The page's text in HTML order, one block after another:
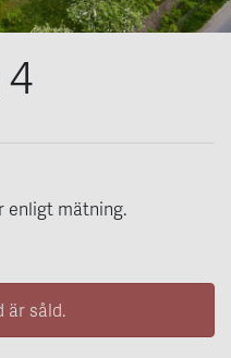
enligt mätning.
är såld.